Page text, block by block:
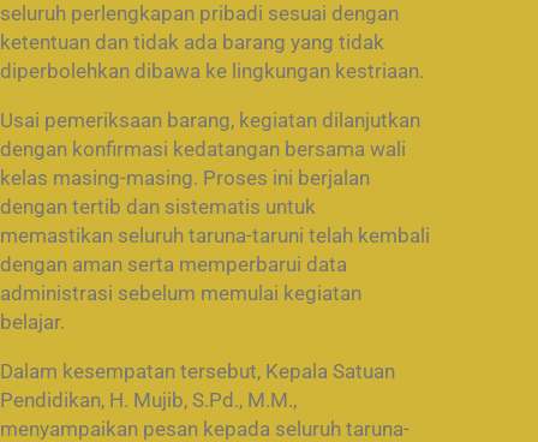
seluruh perlengkapan pribadi sesuai dengan
ketentuan dan tidak ada barang yang tidak
diperbolehkan dibawa ke lingkungan kestriaan.
Usai pemeriksaan barang, kegiatan dilanjutkan
dengan konfirmasi kedatangan bersama wali
kelas masing-masing. Proses ini berjalan
dengan tertib dan sistematis untuk
memastikan seluruh taruna-taruni telah kembali
dengan aman serta memperbarui data
administrasi sebelum memulai kegiatan
belajar.
Dalam kesempatan tersebut, Kepala Satuan
Pendidikan, H. Mujib, S.Pd., M.M.,
menyampaikan pesan kepada seluruh taruna-